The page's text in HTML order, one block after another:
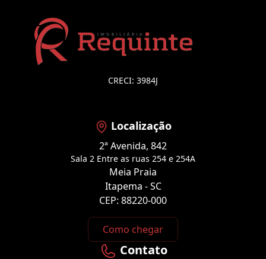
CRECI: 3984J
Localização
2ª Avenida, 842
Sala 2 Entre as ruas 254 e 254A
Meia Praia
Itapema - SC
CEP: 88220-000
Como chegar
Contato